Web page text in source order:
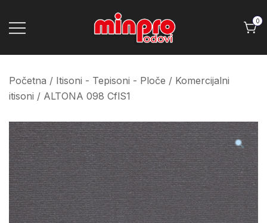
Minpro podovi
0
Početna / Itisoni - Tepisoni - Ploče / Komercijalni
itisoni / ALTONA 098 CflS1